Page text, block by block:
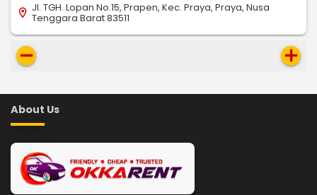
location_on Jl. TGH. Lopan No.15, Prapen, Kec. Praya, Praya, Nusa
Tenggara Barat 83511
remove add
About Us